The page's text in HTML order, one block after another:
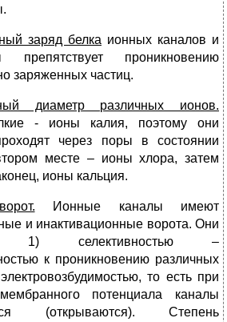
заряд белка ионных каналов и
препятствует проникновению
заряженных частиц.
диаметр различных ионов.
- ионы калия, поэтому они
через поры в состоянии
месте – ионы хлора, затем
ионы кальция.
Ионные каналы имеют
и инактивационные ворота. Они
1) селективностью –
к проникновению различных
то есть при
потенциала каналы
(открываются). Степень